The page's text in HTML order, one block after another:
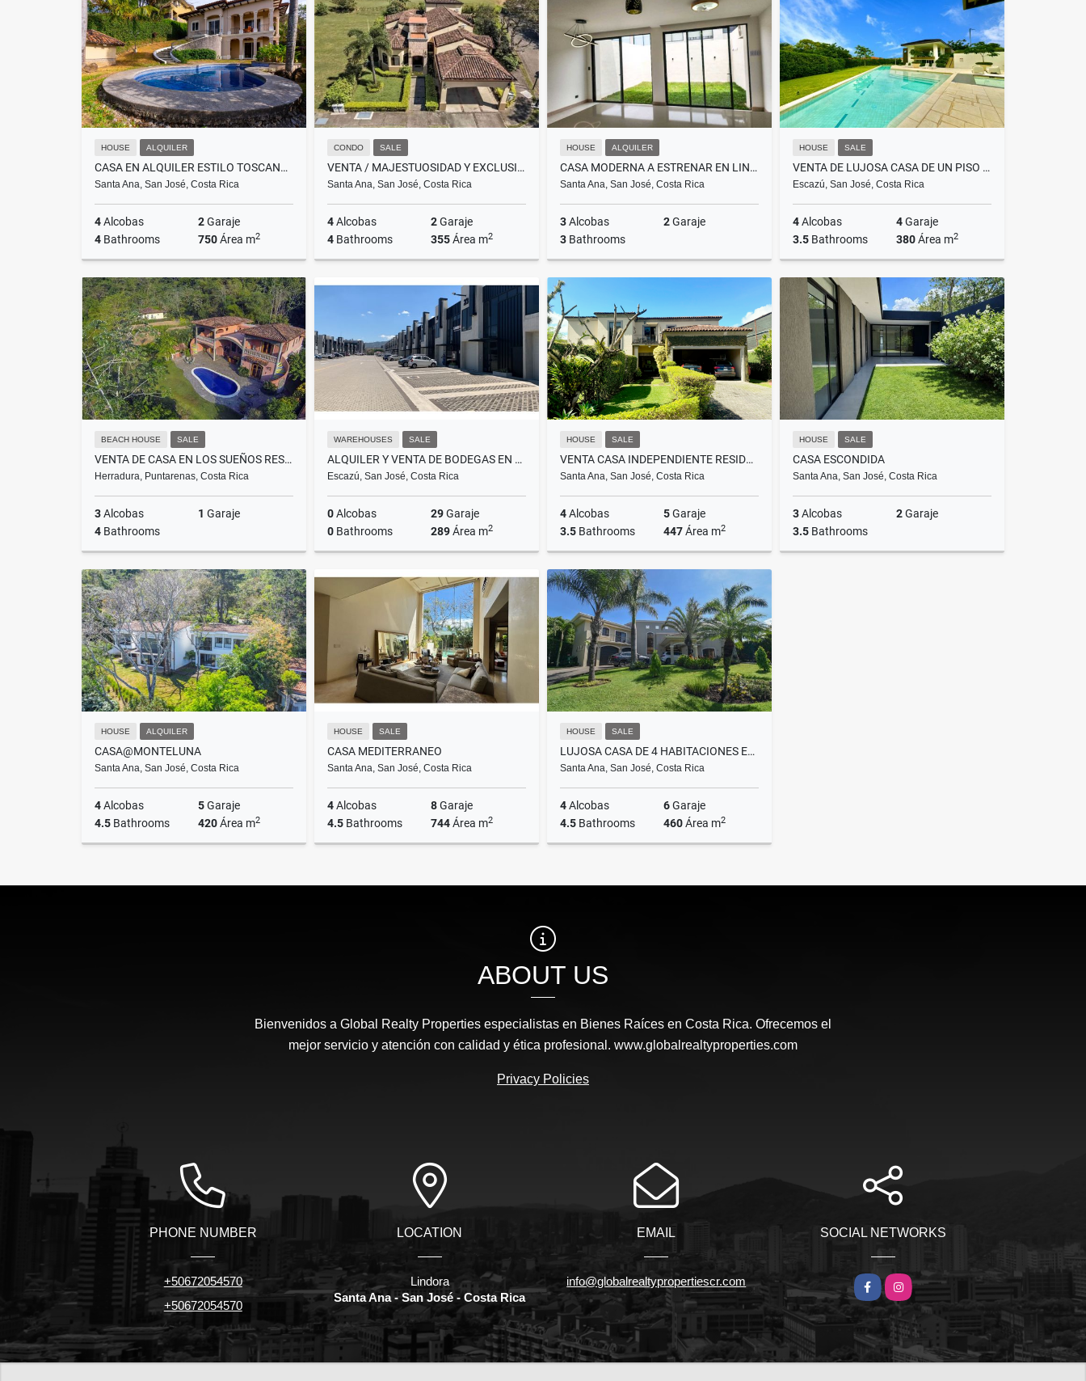
US$650,000 US$355,000 ₡399.000.000 US$2,499,000
HOUSE ALQUILER
CASA EN ALQUILER ESTILO TOSCANA, SAN JOSE, SANTA ANA
Santa Ana, San José, Costa Rica
4Alcobas 2Garaje
4 Bathrooms 750Área m2
Alquiler
US$6,500
CONDO SALE
VENTA / MAJESTUOSIDAD Y EXCLUSIVIDAD EN SANTA ANA
Santa Ana, San José, Costa Rica
4Alcobas 2Garaje
4 Bathrooms 355Área m2
Sale
US$600,000
HOUSE ALQUILER
CASA MODERNA A ESTRENAR EN LINDORA VILLAGE | 3 HABITACIONES
Santa Ana, San José, Costa Rica
3Alcobas 2Garaje
3 Bathrooms
HOUSE SALE
VENTA DE LUJOSA CASA DE UN PISO EN GUACHIPELÍN DE ESCAZÚ
Escazú, San José, Costa Rica
4Alcobas 4Garaje
3.5 Bathrooms 380Área m2
Sale
US$695,000
BEACH HOUSE SALE
VENTA DE CASA EN LOS SUEÑOS RESORT AND MARINA, HERRADURA, PUNTARENAS
Herradura, Puntarenas, Costa Rica
3Alcobas 1 Garaje
4 Bathrooms
Sale
US$995,000
WAREHOUSES SALE
ALQUILER Y VENTA DE BODEGAS EN SAN JOSE ESCAZU
Escazú, San José, Costa Rica
0Alcobas 29Garaje
0 Bathrooms 289Área m2
Sale
US$454,702
Alquiler
US$3,600
HOUSE SALE
VENTA CASA INDEPENDIENTE RESIDENCIAL MADERO NEGRO, LINDORA, SANTA ANA
Santa Ana, San José, Costa Rica
4Alcobas 5Garaje
3.5 Bathrooms 447Área m2
US$830,000
HOUSE SALE
CASA ESCONDIDA
Santa Ana, San José, Costa Rica
3Alcobas 2Garaje
3.5 Bathrooms
HOUSE ALQUILER
CASA@MONTELUNA
Santa Ana, San José, Costa Rica
4Alcobas 5Garaje
4.5 Bathrooms 420Área m2
US$4,700
HOUSE SALE
CASA MEDITERRANEO
Santa Ana, San José, Costa Rica
4Alcobas 8Garaje
4.5 Bathrooms 744Área m2
US$2,000,000
HOUSE SALE
LUJOSA CASA DE 4 HABITACIONES EN VALLE DEL SOL
Santa Ana, San José, Costa Rica
4Alcobas 6Garaje
4.5 Bathrooms 460Área m2
US$1,850,000
ABOUT US
Bienvenidos a Global Realty Properties especialistas en Bienes Raíces en Costa Rica. Ofrecemos el
mejor servicio y atención con calidad y ética profesional. www.globalrealtyproperties.com
Privacy Policies
PHONE NUMBER
+50672054570
+50672054570
LOCATION
Lindora
Santa Ana - San José - Costa Rica
EMAIL
info@globalrealtypropertiescr.com
SOCIAL NETWORKS
FacebookInstagram